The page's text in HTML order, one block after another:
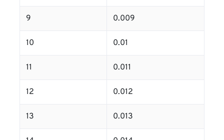
9 0.009
10 0.01
11 0.011
12 0.012
13 0.013